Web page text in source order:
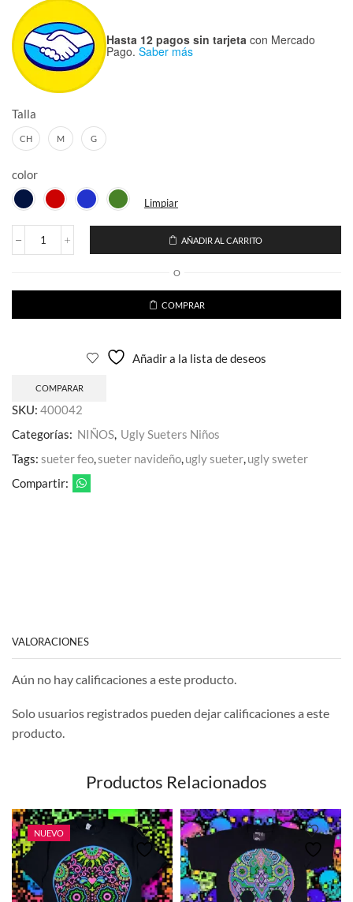
Hasta 12 pagos sin tarjeta con Mercado
Pago. Saber más
Talla
CH M G
color
Limpiar
Ugly
Pikachu
Niños
AÑADIR AL CARRITO
O
COMPRAR
Añadir a la lista de deseos
COMPARAR
SKU: 400042
Categorías: NIÑOS, Ugly Sueters Niños
Tags: sueter feo,sueter navideño,ugly sueter,ugly sweter
Compartir:
VALORACIONES
Aún no hay calificaciones a este producto.
Solo usuarios registrados pueden dejar calificaciones a este
producto.
Productos Relacionados
NUEVO